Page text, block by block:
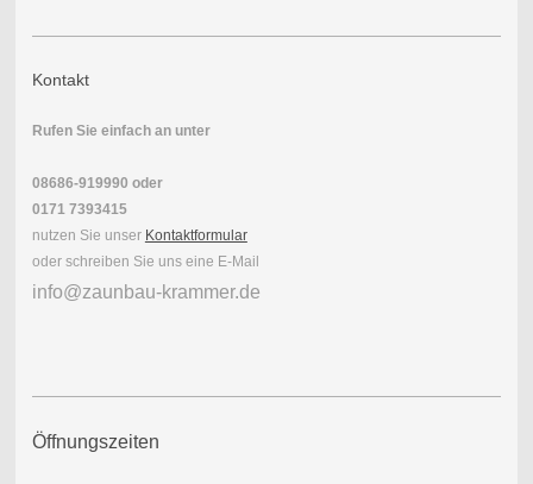
Kontakt
Rufen Sie einfach an unter
08686-919990 oder
0171 7393415
nutzen Sie unser Kontaktformular
oder schreiben Sie uns eine E-Mail
info@zaunbau-krammer.de
Öffnungszeiten